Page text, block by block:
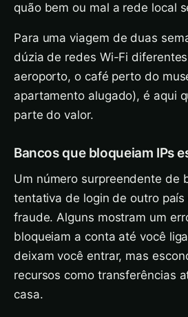
quão bem ou mal a rede local
Para uma viagem de duas
dúzia de redes Wi-Fi
aeroporto, o café perto do
apartamento alugado), é aqui
parte do valor.
Bancos que bloqueiam IPs
Um número surpreendente de
tentativa de login de outro país
fraude. Alguns mostram um
bloqueiam a conta até você
deixam você entrar, mas
recursos como transferências
casa.